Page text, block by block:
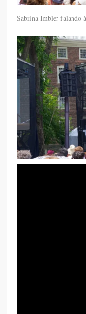
Sabrina Imbler falando à